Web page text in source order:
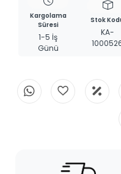
Kargolama
Süresi
1-5 İş
Günü
Stok
KA-